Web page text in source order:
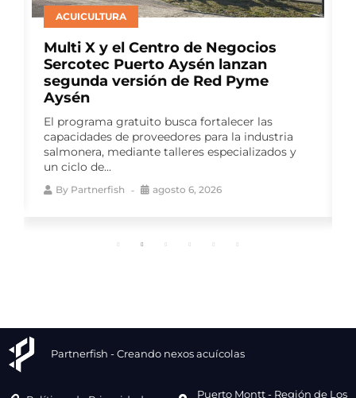
ACUICULTURA
Multi X y el Centro de Negocios
Sercotec Puerto Aysén lanzan
segunda versión de Red Pyme
Aysén
El programa gratuito busca fortalecer las
capacidades de proveedores para la industria
salmonera, mediante talleres especializados y
un ciclo de...
By Partnerfish agosto 6, 2026
Partnerfish - Creando nexos acuícolas
Puerto Montt - Región de Los